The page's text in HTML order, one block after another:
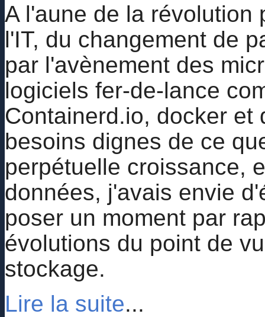
A l'aune de la révolution
l'IT, du changement de
par l'avènement des
logiciels fer-de-lance
Containerd.io, docker et
besoins dignes de ce
perpétuelle croissance,
données, j'avais envie
poser un moment par
évolutions du point de
stockage.
Lire la suite...